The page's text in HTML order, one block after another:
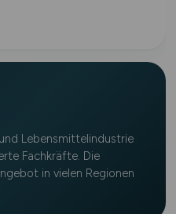
Lebensmittelindustrie
Fachkräfte. Die
in vielen Regionen